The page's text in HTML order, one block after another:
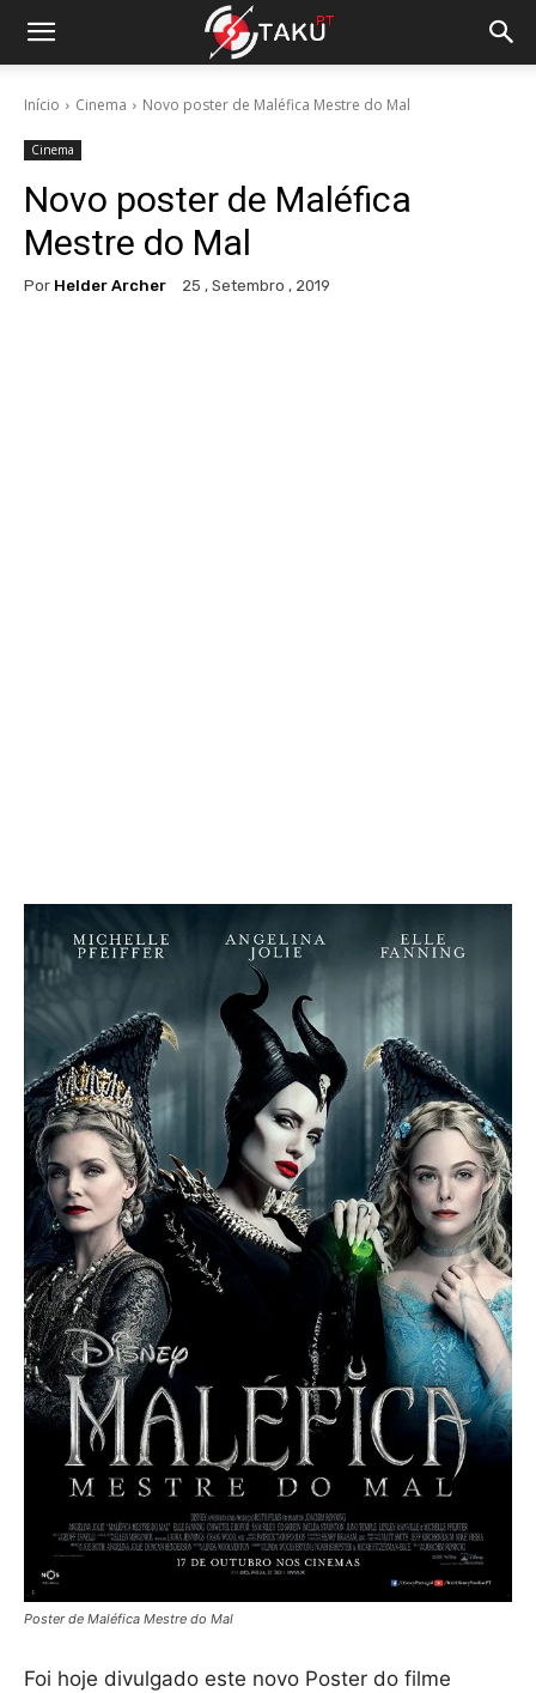
Início Cinema Novo poster de Maléfica Mestre do Mal
Cinema
Novo poster de Maléfica
Mestre do Mal
Por Helder Archer 25 , Setembro , 2019
Poster de Maléfica Mestre do Mal
Foi hoje divulgado este novo Poster do filme